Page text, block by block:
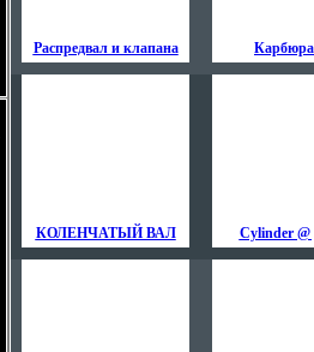
Распредвал и клапана
КОЛЕНЧАТЫЙ ВАЛ Cylinder @